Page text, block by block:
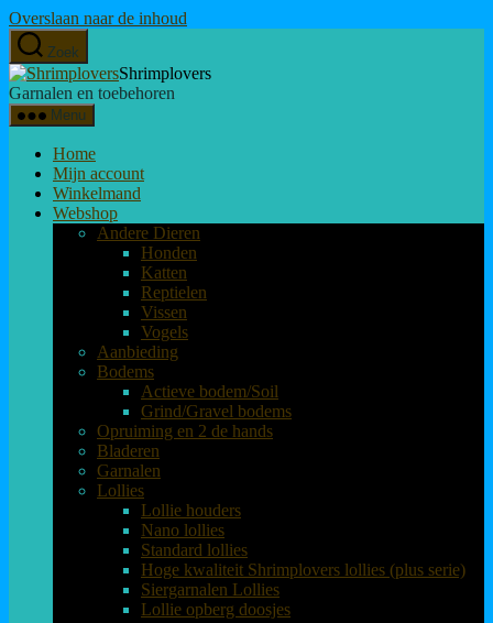
Overslaan naar de inhoud
Zoek
Shrimplovers
Garnalen en toebehoren
Menu
Home
Mijn account
Winkelmand
Webshop
Andere Dieren
Honden
Katten
Reptielen
Vissen
Vogels
Aanbieding
Bodems
Actieve bodem/Soil
Grind/Gravel bodems
Opruiming en 2 de hands
Bladeren
Garnalen
Lollies
Lollie houders
Nano lollies
Standard lollies
Hoge kwaliteit Shrimplovers lollies (plus serie)
Siergarnalen Lollies
Lollie opberg doosjes